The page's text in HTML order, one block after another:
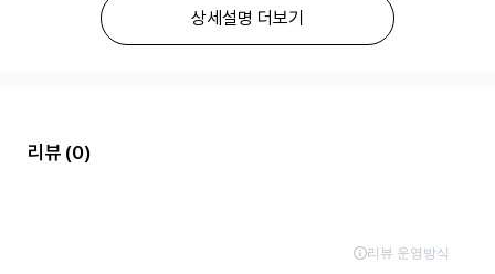
상세설명 더보기
리뷰 (0)